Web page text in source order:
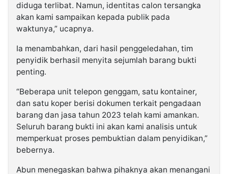
diduga terlibat. Namun, identitas calon tersangka
akan kami sampaikan kepada publik pada
waktunya,” ucapnya.
Ia menambahkan, dari hasil penggeledahan, tim
penyidik berhasil menyita sejumlah barang bukti
penting.
“Beberapa unit telepon genggam, satu kontainer,
dan satu koper berisi dokumen terkait pengadaan
barang dan jasa tahun 2023 telah kami amankan.
Seluruh barang bukti ini akan kami analisis untuk
memperkuat proses pembuktian dalam penyidikan,”
bebernya.
Abun menegaskan bahwa pihaknya akan menangani